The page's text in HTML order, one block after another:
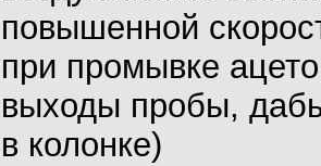
повышенной
при промывке
выходы пробы,
в колонке)